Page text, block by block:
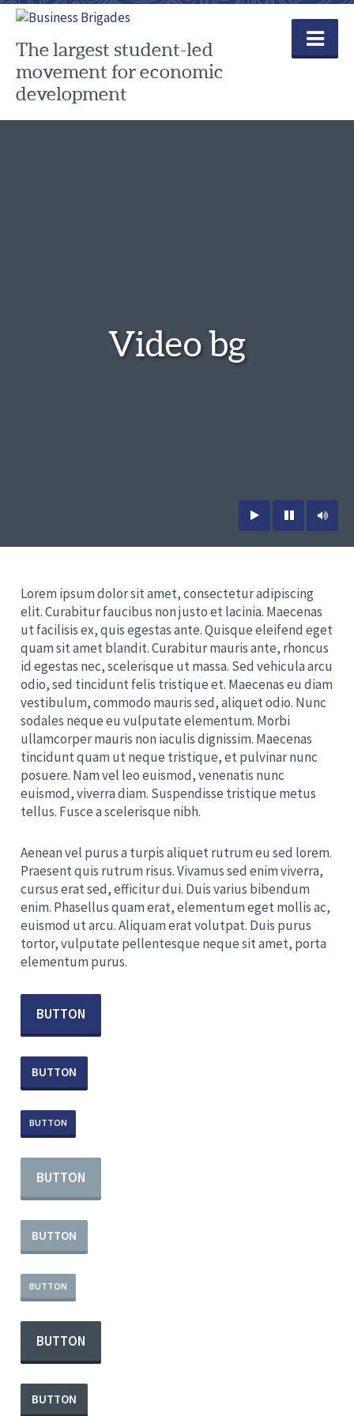
Skip
content
The largest student-led
movement for economic
development
Video bg
Lorem ipsum dolor sit amet, consectetur adipiscing
elit. Curabitur faucibus non justo et lacinia. Maecenas
ut facilisis ex, quis egestas ante. Quisque eleifend eget
quam sit amet blandit. Curabitur mauris ante, rhoncus
id egestas nec, scelerisque ut massa. Sed vehicula arcu
odio, sed tincidunt felis tristique et. Maecenas eu diam
vestibulum, commodo mauris sed, aliquet odio. Nunc
sodales neque eu vulputate elementum. Morbi
ullamcorper mauris non iaculis dignissim. Maecenas
tincidunt quam ut neque tristique, et pulvinar nunc
posuere. Nam vel leo euismod, venenatis nunc
euismod, viverra diam. Suspendisse tristique metus
tellus. Fusce a scelerisque nibh.
Aenean vel purus a turpis aliquet rutrum eu sed lorem.
Praesent quis rutrum risus. Vivamus sed enim viverra,
cursus erat sed, efficitur dui. Duis varius bibendum
enim. Phasellus quam erat, elementum eget mollis ac,
euismod ut arcu. Aliquam erat volutpat. Duis purus
tortor, vulputate pellentesque neque sit amet, porta
elementum purus.
BUTTON
BUTTON
BUTTON
BUTTON
BUTTON
BUTTON
BUTTON
BUTTON